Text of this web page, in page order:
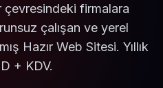
çevresindeki firmalara
çalışan ve yerel
Hazır Web Sitesi. Yıllık
+ KDV.